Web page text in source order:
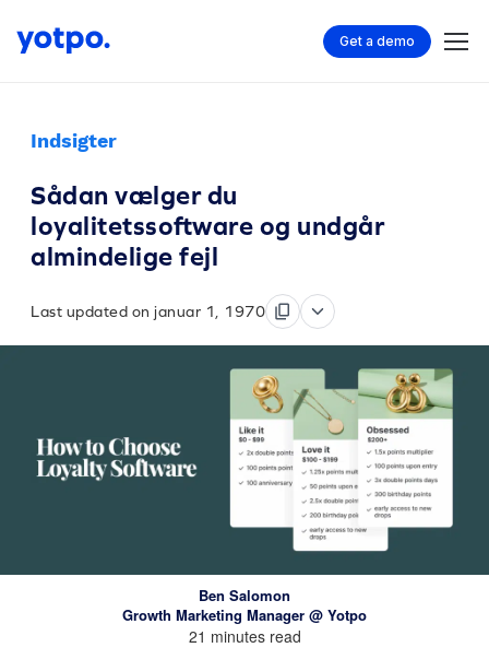
Get a demo
Indsigter
Sådan vælger du
loyalitetssoftware og undgår
almindelige fejl
Last updated on januar 1, 1970
Ben Salomon
Growth Marketing Manager @ Yotpo
21 minutes read